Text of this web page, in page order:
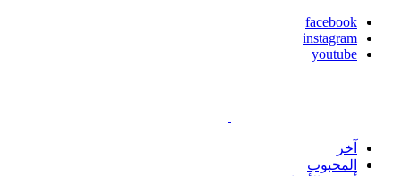
facebook
instagram
youtube
آخر
المحبوب